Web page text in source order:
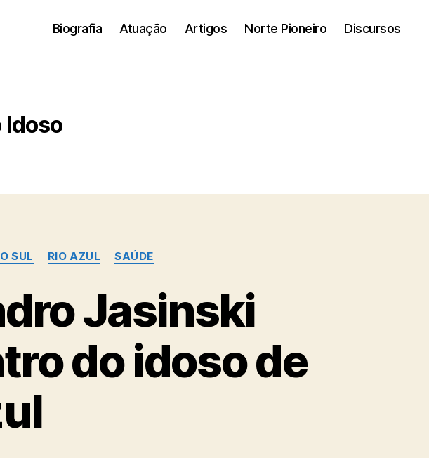
Biografia Atuação Artigos Norte Pioneiro Discursos
Idoso
SUL RIO AZUL SAÚDE
Jasinski
do idoso de